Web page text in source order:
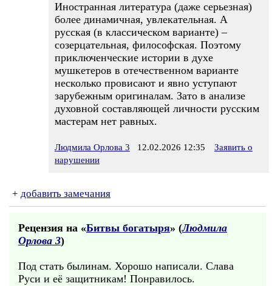
Иностранная литература (даже серьезная)
более динамичная, увлекательная. А
русская (в классическом варианте) –
созерцательная, философская. Поэтому
приключенческие истории в духе
мушкетеров в отечественном варианте
несколько провисают и явно уступают
зарубежным оригиналам. Зато в анализе
духовной составляющей личности русским
мастерам нет равных.
Людмила Орлова 3 12.02.2026 12:35
Заявить о
нарушении
+ добавить замечания
Рецензия на «Битвы богатыря» (Людмила
Орлова 3)
Под стать былинам. Хорошо написали. Слава
Руси и её защитникам! Понравилось.